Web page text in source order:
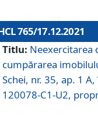
765/17.12.2021
Titlu: Neexercitarea
cumpărarea
Schei, nr. 35, ap. 1
120078-C1-U2,